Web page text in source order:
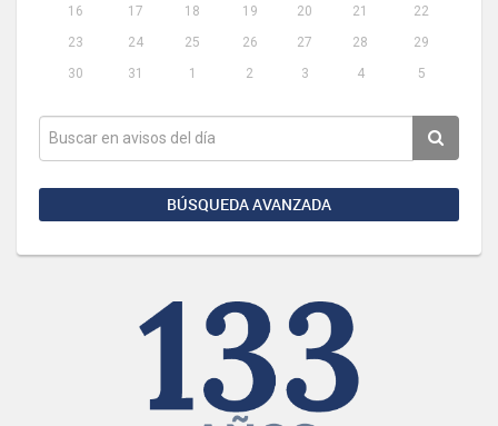
16
17 18 19 20 21
22
23
24 25 26 27 28
29
30
31 1 2 3 4 5
BÚSQUEDA AVANZADA